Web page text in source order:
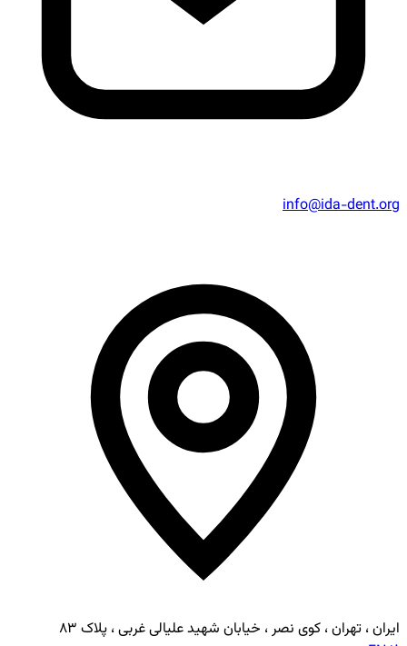
info@ida-dent.org
ایران ، تهران ، کوی نصر ، خیابان شهید علیالی غربی ، پلاک ۸۳